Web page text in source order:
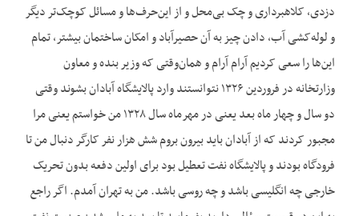
دزدی، کلاهبرداری و چک بی‌محل و از این‌حرف‌ها و مسائل کوچک‌تر دیگر
و لوله‌کشی آب، دادن چیز به آن حصیرآباد و امکان ساختمان بیشتر، تمام
این‌ها را سعی کردیم آرام آرام و همان‌وقتی که وزیر بنده و معاون
وزارتخانه در فروردین ۱۳۲۶ نتوانستند وارد پالایشگاه آبادان بشوند وقتی
دو سال و چهار ماه بعد یعنی در مهرماه سال ۱۳۲۸ من خواستم یعنی مرا
مجبور کردند که از آبادان باید بیرون بروم شش هزار نفر کارگر دنبال من تا
فرودگاه بودند و پالایشگاه نفت تعطیل بود برای اولین دفعه بدون تحریک
خارجی چه انگلیسی باشد و چه روسی باشد. من به تهران آمدم. اگر راجع